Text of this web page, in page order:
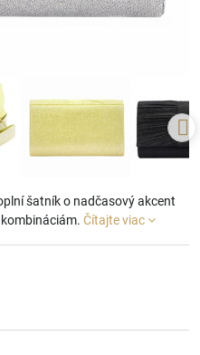
šatník o nadčasový akcent
Čítajte viac